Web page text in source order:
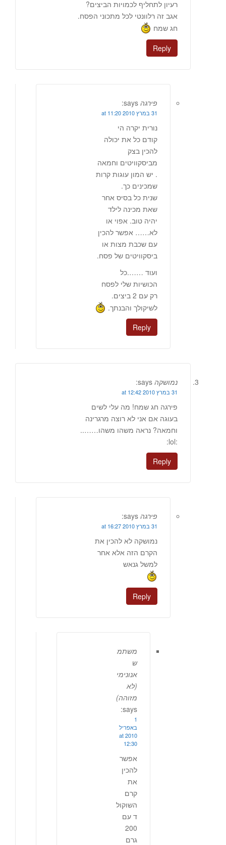
רעיון לתחליף לכמויות הביצים?
אגב זה רלוונטי לכל מתכוני הפסח.
חג שמח
Reply
פירגה says:
31 במרץ 2010 at 11:20
נורית יקרה הי
קודם כל את יכולה
להכין בצק
מביסקוויטים וחמאה
. יש המון עוגות קרות
שמכינים כך.
שנית כל בסיס אחר
שאת מכינה לילד
יהיה טוב. אפוי או
לא…… אפשר להכין
עם שכבת מצות או
ביסקוויטים של פסח.
ועוד …….כל
הכושיות שלי לפסח
רק עם 2 ביצים.
לשיקולך והבנתך.
Reply
נמושקה says:
31 במרץ 2010 at 12:42
פירגה חג שמח! מה עלי לשים
בעוגה אם אני לא רוצה מרגרינה
וחמאה? נראה משהו משהו……..
:lol:
Reply
פירגה says:
31 במרץ 2010 at 16:27
נמושקה לא להכין את
הקרם הזה אלא אחר
למשל גנאש
Reply
משתמ
ש
אנונימי
(לא
מזוהה)
says:
1
באפריל
2010 at
12:30
אפשר
להכין
את
קרם
השוקול
ד עם
200
גרם